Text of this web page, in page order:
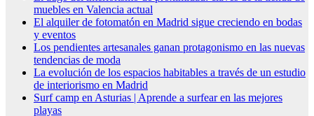
muebles en Valencia actual
El alquiler de fotomatón en Madrid sigue creciendo en bodas
y eventos
Los pendientes artesanales ganan protagonismo en las nuevas
tendencias de moda
La evolución de los espacios habitables a través de un estudio
de interiorismo en Madrid
Surf camp en Asturias | Aprende a surfear en las mejores
playas